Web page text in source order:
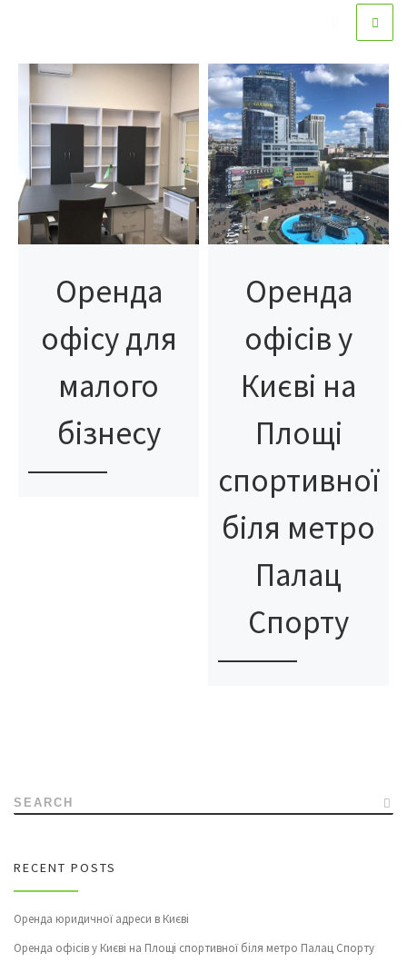
Оренда
офісу для
малого
бізнесу
Оренда
офісів у
Києві на
Площі
спортивної
біля метро
Палац
Спорту
SEARCH
RECENT POSTS
Оренда юридичної адреси в Києві
Оренда офісів у Києві на Площі спортивної біля метро Палац Спорту